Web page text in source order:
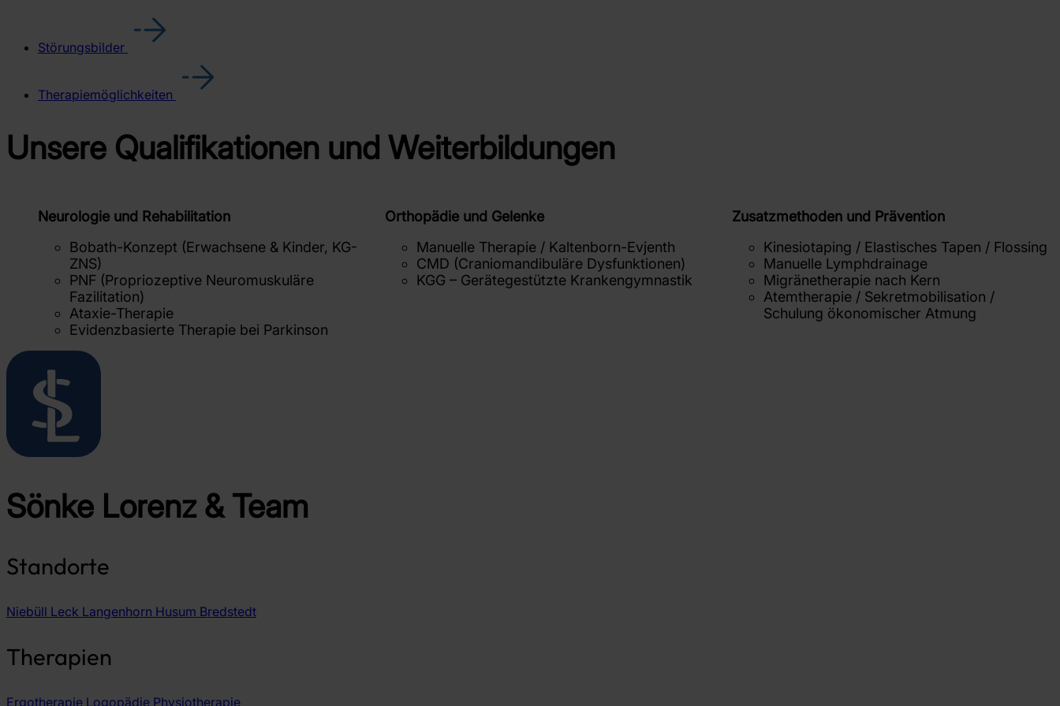
Störungsbilder
Therapiemöglichkeiten
Unsere Qualifikationen und Weiterbildungen
Neurologie und Rehabilitation
Bobath-Konzept (Erwachsene & Kinder, KG-
ZNS)
PNF (Propriozeptive Neuromuskuläre
Fazilitation)
Ataxie-Therapie
Evidenzbasierte Therapie bei Parkinson
Orthopädie und Gelenke
Manuelle Therapie / Kaltenborn-Evjenth
CMD (Craniomandibuläre Dysfunktionen)
KGG – Gerätegestützte Krankengymnastik
Zusatzmethoden und Prävention
Kinesiotaping / Elastisches Tapen / Flossing
Manuelle Lymphdrainage
Migränetherapie nach Kern
Atemtherapie / Sekretmobilisation /
Schulung ökonomischer Atmung
Sönke Lorenz & Team
Standorte
Niebüll Leck Langenhorn Husum Bredstedt
Therapien
Ergotherapie Logopädie Physiotherapie